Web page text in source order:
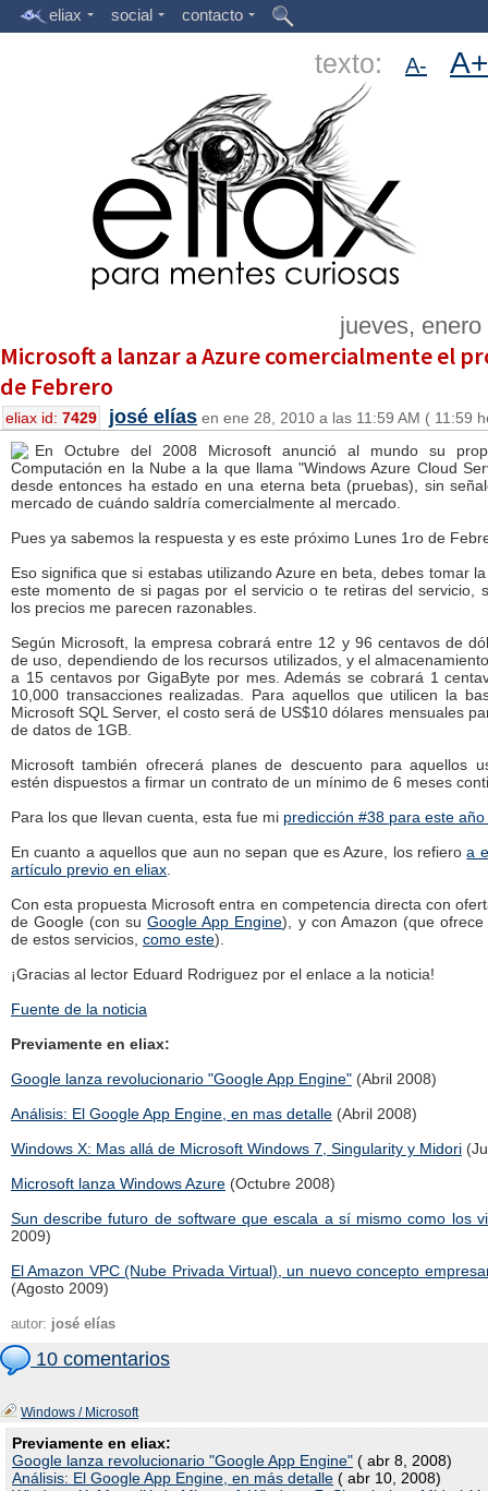
eliax social contacto
texto: A- A+
jueves,
Microsoft a lanzar a Azure comercialmente el
de Febrero
eliax id: 7429 josé elías en ene 28, 2010 a las 11:59 AM ( 11:59
En Octubre del 2008 Microsoft anunció al mundo su
Computación en la Nube a la que llama "Windows Azure Cloud
desde entonces ha estado en una eterna beta (pruebas), sin
mercado de cuándo saldría comercialmente al mercado.
Pues ya sabemos la respuesta y es este próximo Lunes 1ro de
Eso significa que si estabas utilizando Azure en beta, debes tomar
este momento de si pagas por el servicio o te retiras del servicio,
los precios me parecen razonables.
Según Microsoft, la empresa cobrará entre 12 y 96 centavos de
de uso, dependiendo de los recursos utilizados, y el
a 15 centavos por GigaByte por mes. Además se cobrará 1
10,000 transacciones realizadas. Para aquellos que utilicen la
Microsoft SQL Server, el costo será de US$10 dólares mensuales
de datos de 1GB.
Microsoft también ofrecerá planes de descuento para aquellos
estén dispuestos a firmar un contrato de un mínimo de 6 meses
Para los que llevan cuenta, esta fue mi predicción #38 para este
En cuanto a aquellos que aun no sepan que es Azure, los refieroa
artículo previo en eliax
Con esta propuesta Microsoft entra en competencia directa con
de Google (con suGoogle App Engine), y con Amazon (que ofrece
de estos servicios, como este).
¡Gracias al lector Eduard Rodriguez por el enlace a la noticia!
Fuente de la noticia
Previamente en eliax:
Google lanza revolucionario "Google App Engine" (Abril 2008)
Análisis: El Google App Engine, en mas detalle (Abril 2008)
Windows X: Mas allá de Microsoft Windows 7, Singularity y Midori
Microsoft lanza Windows Azure (Octubre 2008)
Sun describe futuro de software que escala a sí mismo como los
2009)
El Amazon VPC (Nube Privada Virtual), un nuevo concepto
(Agosto 2009)
autor: josé elías
10 comentarios
Windows / Microsoft
Previamente en eliax:
Google lanza revolucionario "Google App Engine" ( abr 8, 2008)
Análisis: El Google App Engine, en más detalle ( abr 10, 2008)